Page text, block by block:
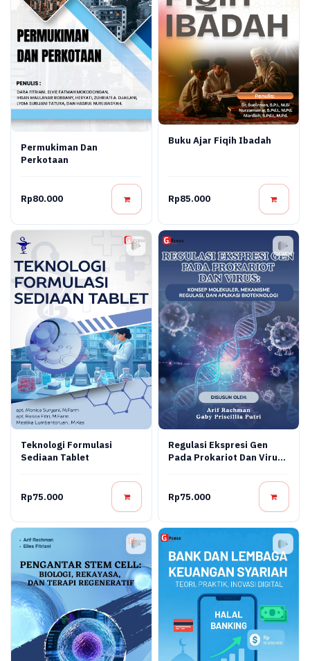
Permukiman Dan
Perkotaan
Rp80.000
Buku Ajar Fiqih Ibadah
Rp85.000
Teknologi Formulasi
Sediaan Tablet
Rp75.000
Regulasi Ekspresi Gen
Pada Prokariot Dan Virus:
Mekanisme Regulasi, Dan
Aplikasi Bioteknologi
Rp75.000